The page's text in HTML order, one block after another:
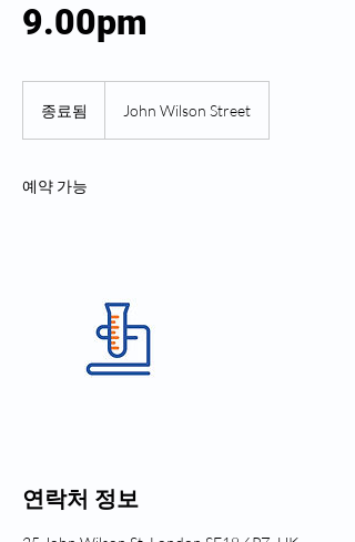
9.00pm
종료됨 John Wilson Street
예약 가능
연락처 정보